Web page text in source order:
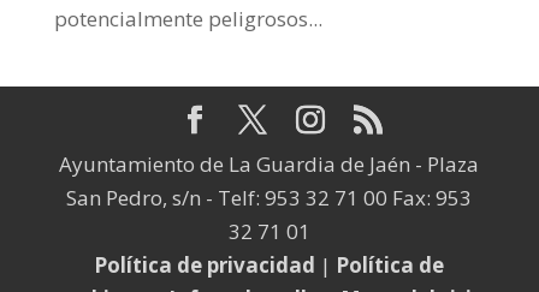
potencialmente peligrosos...
Ayuntamiento de La Guardia de Jaén - Plaza
San Pedro, s/n - Telf: 953 32 71 00 Fax: 953
32 71 01
Política de privacidad | Política de